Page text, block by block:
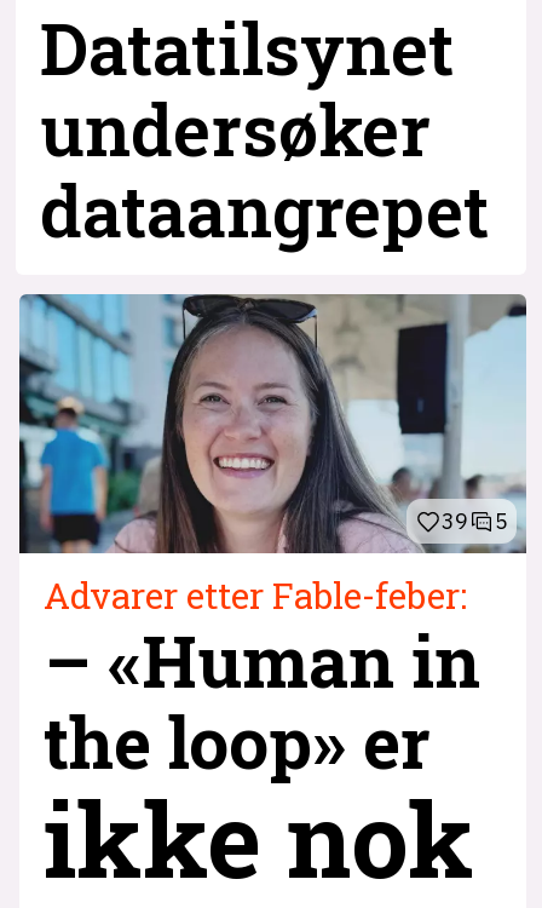
Datatilsynet
undersøker
dataangrepet
39 5
Advarer etter Fable-feber:
– «Human in
the loop» er
ikke nok